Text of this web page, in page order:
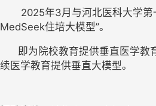
2025年3月与河北医科大学第
MedSeek住培大模型”。
即为院校教育提供垂直医学教
续医学教育提供垂直大模型。